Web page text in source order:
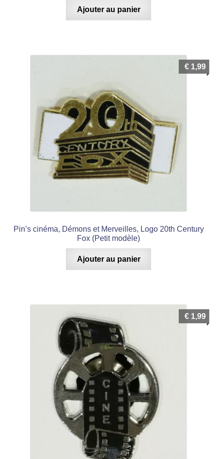
Ajouter au panier
Pin’s cinéma, Démons et Merveilles, Logo 20th Century
Fox (Petit modèle)
€ 1,99
Ajouter au panier
€ 1,99